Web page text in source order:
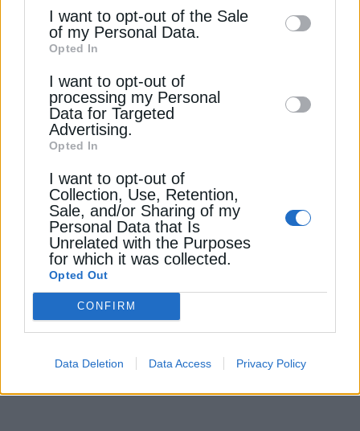
information may also be disclosed by us to
third parties on theIAB’s List of
Downstream Participants
disclose it to other third parties.
I want to opt-out of the Sale
of my Personal Data.
Opted In
I want to opt-out of
processing my Personal
Data for Targeted
Advertising.
Opted In
I want to opt-out of
Collection, Use, Retention,
Sale, and/or Sharing of my
Personal Data that Is
Unrelated with the Purposes
for which it was collected.
Opted Out
CONFIRM
Data Deletion Data Access Privacy Policy
ΥΠΟΔΟΜΕΣ
Λιμάνι Βόλου: Διαγωνισμός για τα έργα
αποκατάστασης
24 Οκτωβρίου 2024
ΗΛΕΚΤΡΟΚΙΝΗΣΗ
Χειμερινά ελαστικά & ηλεκτρικά
οδηγοί